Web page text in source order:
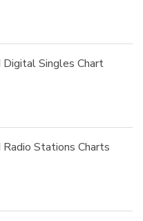
Digital Singles Chart
Stations Charts